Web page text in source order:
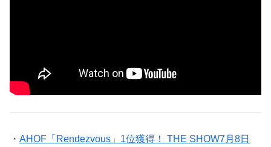
・ AHOF「Rendezvous」1位獲得！ THE SHOW7月8日